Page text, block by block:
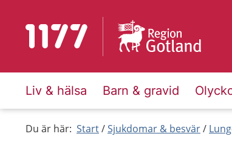
Till startsidan för 1177
Liv & hälsa Barn & gravid
Du är här: Start Sjukdomar & besvär